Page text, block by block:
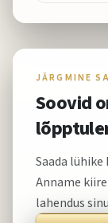
JÄRGMINE
Soovid
Saada
Anname
lahendus